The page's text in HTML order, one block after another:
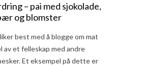
– pai med sjokolade,
og blomster
best med å blogge om mat
av et felleskap med andre
Et eksempel på dette er